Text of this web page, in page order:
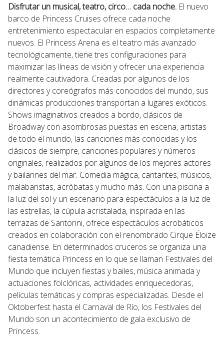
Disfrutar un musical, teatro, circo… cada noche. El nuevo
barco de Princess Cruises ofrece cada noche
entretenimiento espectacular en espacios completamente
nuevos. El Princess Arena es el teatro más avanzado
tecnológicamente, tiene tres configuraciones para
maximizar las líneas de visión y ofrecer una experiencia
realmente cautivadora. Creadas por algunos de los
directores y coreógrafos más conocidos del mundo, sus
dinámicas producciones transportan a lugares exóticos.
Shows imaginativos creados a bordo, clásicos de
Broadway con asombrosas puestas en escena, artistas
de todo el mundo, las canciones más conocidas y los
clásicos de siempre, canciones populares y números
originales, realizados por algunos de los mejores actores
y bailarines del mar. Comedia mágica, cantantes, músicos,
malabaristas, acróbatas y mucho más. Con una piscina a
la luz del sol y un escenario para espectáculos a la luz de
las estrellas, la cúpula acristalada, inspirada en las
terrazas de Santorini, ofrece espectáculos acrobáticos
creados en colaboración con el renombrado Cirque Éloize
canadiense. En determinados cruceros se organiza una
fiesta temática Princess en lo que se llaman Festivales del
Mundo que incluyen fiestas y bailes, música animada y
actuaciones folclóricas, actividades enriquecedoras,
películas temáticas y compras especializadas. Desde el
Oktoberfest hasta el Carnaval de Río, los Festivales del
Mundo son un acontecimiento de gala exclusivo de
Princess.